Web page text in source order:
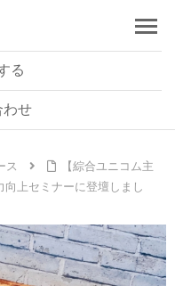
る
わせ
ス
【綜合ユニコム主
上セミナーに登壇しまし